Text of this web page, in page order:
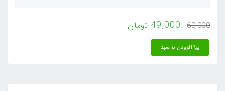
60,000
49,000 تومان
افزودن به سبد